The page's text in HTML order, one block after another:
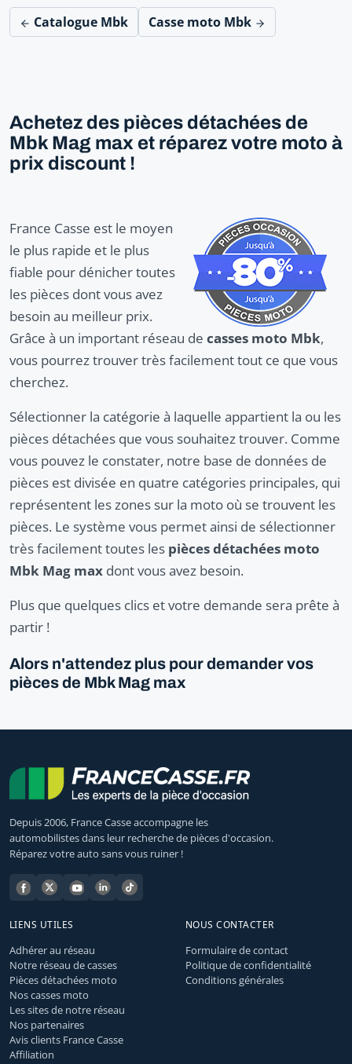
Catalogue Mbk Casse moto Mbk
Achetez des pièces détachées de
Mbk Mag max et réparez votre moto à
prix discount !
France Casse est le moyen
le plus rapide et le plus
fiable pour dénicher toutes
les pièces dont vous avez
besoin au meilleur prix.
Grâce à un important réseau de casses moto Mbk,
vous pourrez trouver très facilement tout ce que vous
cherchez.
Sélectionner la catégorie à laquelle appartient la ou les
pièces détachées que vous souhaitez trouver. Comme
vous pouvez le constater, notre base de données de
pièces est divisée en quatre catégories principales, qui
représentent les zones sur la moto où se trouvent les
pièces. Le système vous permet ainsi de sélectionner
très facilement toutes les pièces détachées moto
Mbk Mag max dont vous avez besoin.
Plus que quelques clics et votre demande sera prête à
partir !
Alors n'attendez plus pour demander vos
pièces de Mbk Mag max
Depuis 2006, France Casse accompagne les
automobilistes dans leur recherche de pièces d'occasion.
Réparez votre auto sans vous ruiner !
LIENS UTILES
Adhérer au réseau
Notre réseau de casses
Pièces détachées moto
Nos casses moto
Les sites de notre réseau
Nos partenaires
Avis clients France Casse
Affiliation
NOUS CONTACTER
Formulaire de contact
Politique de confidentialité
Conditions générales